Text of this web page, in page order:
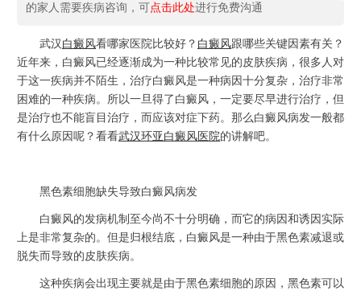
的家人需要疾病咨询，可点击此处进行免费沟通
武汉 白癜风看哪家医院比较好？ 白癜风跟哪些关键因素有关？
近年来，白癜风已经逐渐成为一种比较常见的皮肤疾病，很多人对
于这一疾病并不陌生，治疗白癜风是一种病因十分复杂，治疗非常
困难的一种疾病。所以一旦得了白癜风，一定要尽早进行治疗，但
是治疗也不能盲目治疗，而应该对症下药。那么白癜风病发一般都
有什么原因呢？看看武汉环亚白癜风医院的讲解吧。
黑色素细胞缺失导致白癜风病发
白癜风的发病机制至今尚不十分明确，而它的病因和诱因实际
上是非常复杂的。但是归根结底，白癜风是一种由于黑色素减退或
脱失而导致的皮肤疾病。
这种疾病会出现主要就是由于黑色素细胞的原因，黑色素可以